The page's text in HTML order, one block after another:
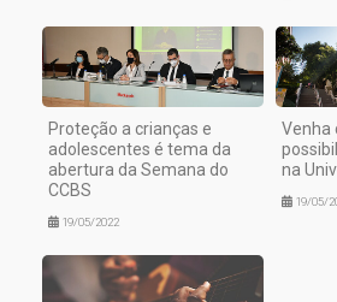
Proteção a crianças e
adolescentes é tema da
abertura da Semana do
CCBS
19/05/2022
Venha
na
19/05/